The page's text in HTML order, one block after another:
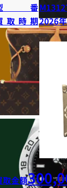
番
取時期2026
取金額